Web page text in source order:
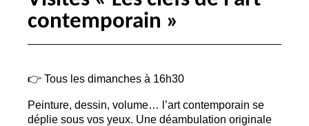
contemporain »
👉 Tous les dimanches à 16h30
Peinture, dessin, volume… l’art contemporain se
déplie sous vos yeux. Une déambulation originale